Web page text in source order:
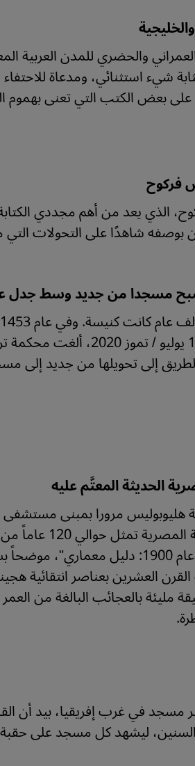
العمراني والحضري للمدن
استثنائي، ومدعاة للاحتفاء
على بعض الكتب التي تعنى بهموم
فركوح
الذي يعد من أهم مجددي
شاهدًا على التحولات التي
تصبح مسجدا من جديد وسط جدل
محمد الفاتح إلى مسجد. وفي عهد
مما مهد الطريق إلى تحويلها من جديد
مرورا بمبنى مستشفى
الأمريكية في
يناقشها محمد الشاهد في كتابه "القاهرة منذ عام
العشرين بعناصر انتقائية
بالعجائب البالغة من العمر
العاصمة السنغالية داكار (2019) أكبر مسجد في غرب
ليشهد كل مسجد على